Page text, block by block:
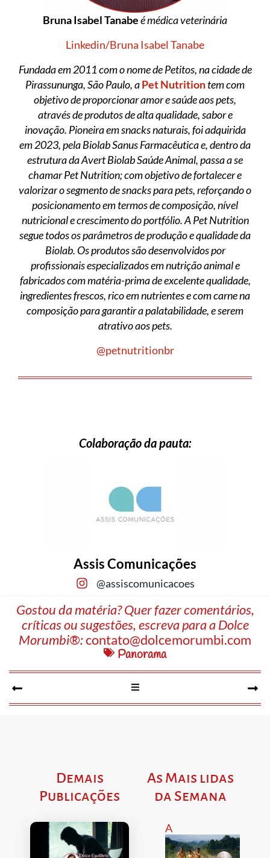
Bruna Isabel Tanabeé médica veterinária
Linkedin/Bruna Isabel Tanabe
Fundada em 2011 com o nome de Petitos, na cidade de
Pirassununga, São Paulo, aPet Nutritiontem com
objetivo de proporcionar amor e saúde aos pets,
através de produtos de alta qualidade, sabor e
inovação. Pioneira em snacks naturais, foi adquirida
em 2023, pela Biolab Sanus Farmacêutica e, dentro da
estrutura da Avert Biolab Saúde Animal, passa a se
chamar Pet Nutrition; com objetivo de fortalecer e
valorizar o segmento de snacks para pets, reforçando o
posicionamento em termos de composição, nível
nutricional e crescimento do portfólio. A Pet Nutrition
segue todos os parâmetros de produção e qualidade da
Biolab. Os produtos são desenvolvidos por
profissionais especializados em nutrição animal e
fabricados com matéria-prima de excelente qualidade,
ingredientes frescos, rico em nutrientes e com carne na
composição para garantir a palatabilidade, e serem
atrativo aos pets.
@petnutritionbr
Colaboração da pauta:
Assis Comunicações
@assiscomunicacoes
Gostou da matéria? Quer fazer comentários,
críticas ou sugestões, escreva para a Dolce
Morumbi®:contato@dolcemorumbi.com
Panorama
Demais
Publicações
As Mais lidas
da Semana
A